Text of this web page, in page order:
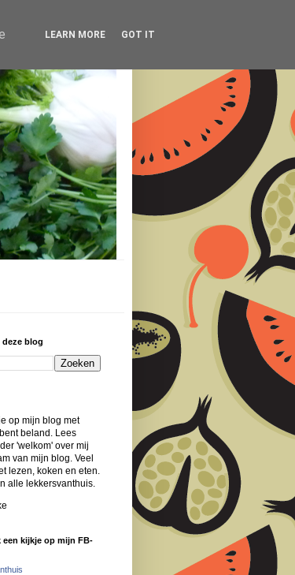
deze blog
op mijn blog met
beland. Lees
'welkom' over mij
van mijn blog. Veel
lezen, koken en eten.
alle lekkersvanthuis.
een kijkje op mijn FB-
LEARN MORE GOT IT